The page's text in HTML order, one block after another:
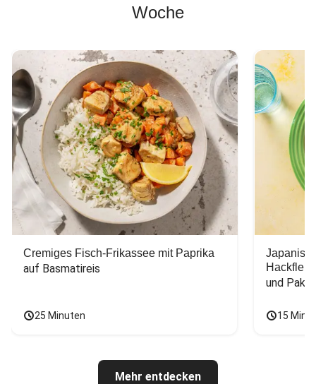
Woche
Cremiges Fisch-Frikassee mit Paprika
auf Basmatireis
25 Minuten
und Pak
15
Mehr entdecken